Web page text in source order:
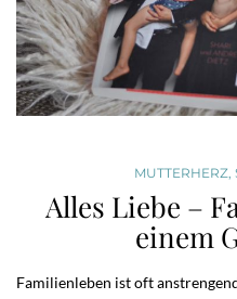
MUTTERHERZ,
Alles Liebe –
einem
Familienleben ist oft